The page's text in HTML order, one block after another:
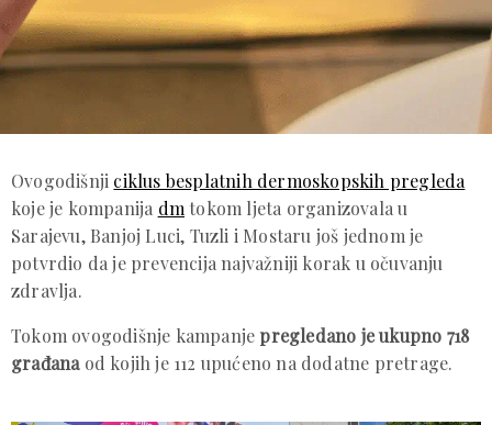
Ovogodišnji ciklus besplatnih dermoskopskih pregleda
koje je kompanija dm tokom ljeta organizovala u
Sarajevu, Banjoj Luci, Tuzli i Mostaru još jednom je
potvrdio da je prevencija najvažniji korak u očuvanju
zdravlja.
Tokom ovogodišnje kampanjepregledano je ukupno 718
građanaod kojih je 112 upućeno na dodatne pretrage.